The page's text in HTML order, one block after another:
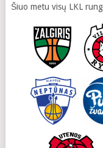
Šiuo metu visų LKL